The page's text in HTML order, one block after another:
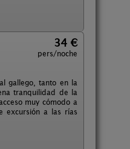
34 €
pers/noche
gallego, tanto en la
tranquilidad de la
muy cómodo a
excursión a las rías